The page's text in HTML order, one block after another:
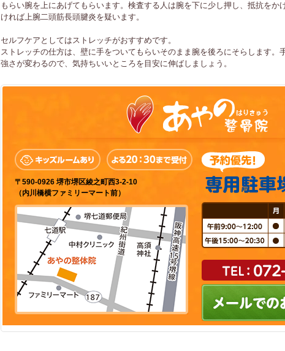
もらい腕を上にあげてもらいます。検査する人は腕を下に少し押し、抵抗をか
ければ上腕二頭筋長頭腱炎を疑います。
セルフケアとしてはストレッチがおすすめです。
ストレッチの仕方は、壁に手をついてもらいそのまま腕を後ろにそらします。
強さが変わるので、気持ちいいところを目安に伸ばしましょう。
〒590-0926 堺市堺区綾之町西3-2-10
（内川橋横ファミリーマート前）